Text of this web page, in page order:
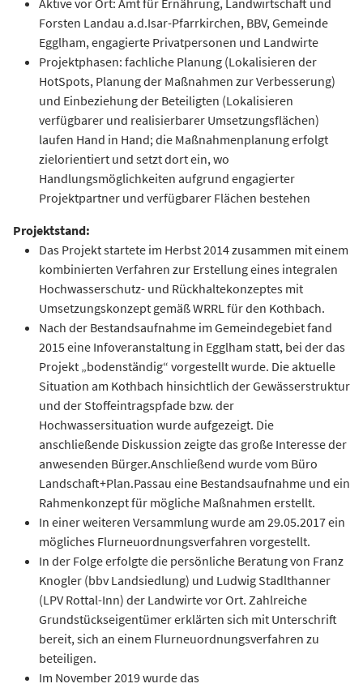
Aktive vor Ort: Amt für Ernährung, Landwirtschaft und
Forsten Landau a.d.Isar-Pfarrkirchen, BBV, Gemeinde
Egglham, engagierte Privatpersonen und Landwirte
Projektphasen: fachliche Planung (Lokalisieren der
HotSpots, Planung der Maßnahmen zur Verbesserung)
und Einbeziehung der Beteiligten (Lokalisieren
verfügbarer und realisierbarer Umsetzungsflächen)
laufen Hand in Hand; die Maßnahmenplanung erfolgt
zielorientiert und setzt dort ein, wo
Handlungsmöglichkeiten aufgrund engagierter
Projektpartner und verfügbarer Flächen bestehen
Projektstand:
Das Projekt startete im Herbst 2014 zusammen mit einem
kombinierten Verfahren zur Erstellung eines integralen
Hochwasserschutz- und Rückhaltekonzeptes mit
Umsetzungskonzept gemäß WRRL für den Kothbach.
Nach der Bestandsaufnahme im Gemeindegebiet fand
2015 eine Infoveranstaltung in Egglham statt, bei der das
Projekt „bodenständig“ vorgestellt wurde. Die aktuelle
Situation am Kothbach hinsichtlich der Gewässerstruktur
und der Stoffeintragspfade bzw. der
Hochwassersituation wurde aufgezeigt. Die
anschließende Diskussion zeigte das große Interesse der
anwesenden Bürger.Anschließend wurde vom Büro
Landschaft+Plan.Passau eine Bestandsaufnahme und ein
Rahmenkonzept für mögliche Maßnahmen erstellt.
In einer weiteren Versammlung wurde am 29.05.2017 ein
mögliches Flurneuordnungsverfahren vorgestellt.
In der Folge erfolgte die persönliche Beratung von Franz
Knogler (bbv Landsiedlung) und Ludwig Stadlthanner
(LPV Rottal-Inn) der Landwirte vor Ort. Zahlreiche
Grundstückseigentümer erklärten sich mit Unterschrift
bereit, sich an einem Flurneuordnungsverfahren zu
beteiligen.
Im November 2019 wurde das